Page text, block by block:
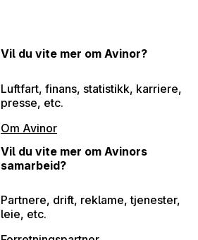
Vil du vite mer om Avinor?
Luftfart, finans, statistikk, karriere,
presse, etc.
Om Avinor
Vil du vite mer om Avinors
samarbeid?
Partnere, drift, reklame, tjenester,
leie, etc.